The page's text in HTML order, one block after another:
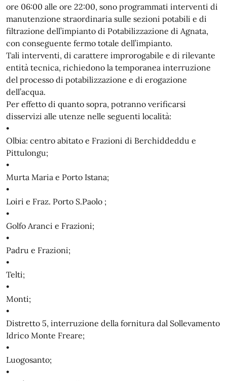
ore 06:00 alle ore 22:00, sono programmati interventi di
manutenzione straordinaria sulle sezioni potabili e di
filtrazione dell’impianto di Potabilizzazione di Agnata,
con conseguente fermo totale dell’impianto.
Tali interventi, di carattere improrogabile e di rilevante
entità tecnica, richiedono la temporanea interruzione
del processo di potabilizzazione e di erogazione
dell’acqua.
Per effetto di quanto sopra, potranno verificarsi
disservizi alle utenze nelle seguenti località:
•
Olbia: centro abitato e Frazioni di Berchiddeddu e
Pittulongu;
•
Murta Maria e Porto Istana;
•
Loiri e Fraz. Porto S.Paolo ;
•
Golfo Aranci e Frazioni;
•
Padru e Frazioni;
•
Telti;
•
Monti;
•
Distretto 5, interruzione della fornitura dal Sollevamento
Idrico Monte Freare;
•
Luogosanto;
•